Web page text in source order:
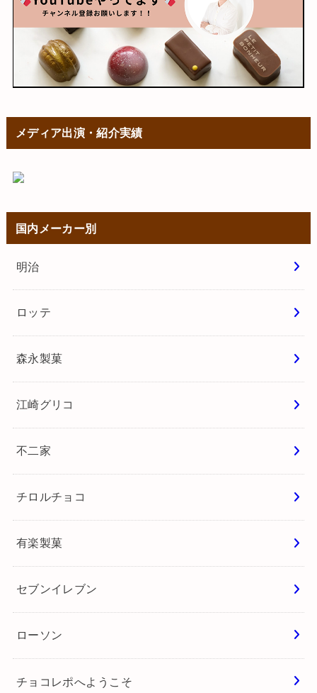
メディア出演・紹介実績
国内メーカー別
明治
ロッテ
森永製菓
江崎グリコ
不二家
チロルチョコ
有楽製菓
セブンイレブン
ローソン
チョコレポへようこそ